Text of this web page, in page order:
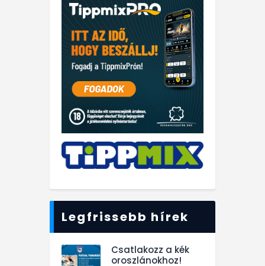
Legfrissebb hírek
Csatlakozz a kék
oroszlánokhoz!